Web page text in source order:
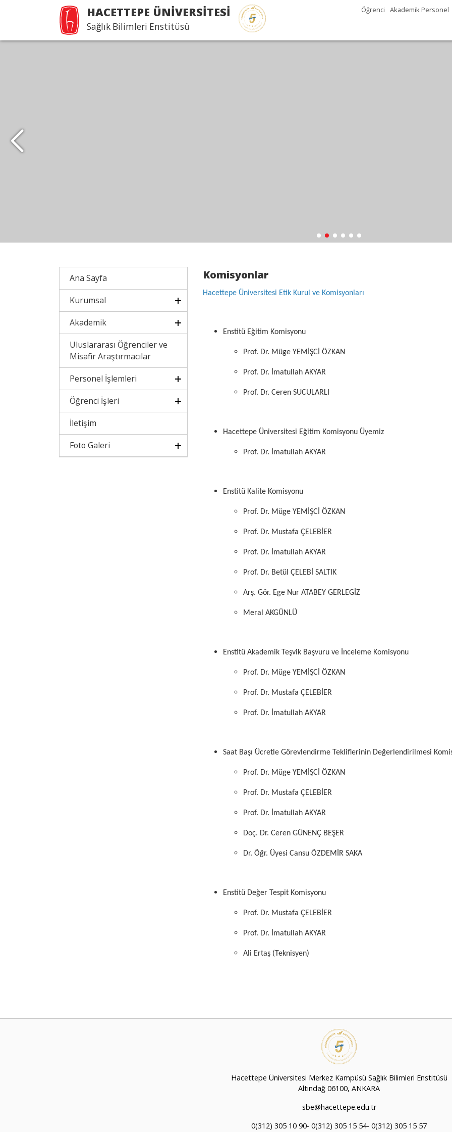
HACETTEPE ÜNİVERSİTESİ
Sağlık Bilimleri Enstitüsü
Öğrenci Akademik Personel
Ana Sayfa
Kurumsal
Akademik
Uluslararası Öğrenciler ve
Misafir Araştırmacılar
Personel İşlemleri
Öğrenci İşleri
İletişim
Foto Galeri
Komisyonlar
Hacettepe Üniversitesi Etik Kurul ve Komisyonları
Enstitü Eğitim Komisyonu
Prof. Dr. Müge YEMİŞCİ ÖZKAN
Prof. Dr. İmatullah AKYAR
Prof. Dr. Ceren SUCULARLI
Hacettepe Üniversitesi Eğitim Komisyonu Üyemiz
Prof. Dr. İmatullah AKYAR
Enstitü Kalite Komisyonu
Prof. Dr. Müge YEMİŞCİ ÖZKAN
Prof. Dr. Mustafa ÇELEBİER
Prof. Dr. İmatullah AKYAR
Prof. Dr. Betül ÇELEBİ SALTIK
Arş. Gör. Ege Nur ATABEY GERLEGİZ
Meral AKGÜNLÜ
Enstitü Akademik Teşvik Başvuru ve İnceleme Komisyonu
Prof. Dr. Müge YEMİŞCİ ÖZKAN
Prof. Dr. Mustafa ÇELEBİER
Prof. Dr. İmatullah AKYAR
Saat Başı Ücretle Görevlendirme Tekliflerinin Değerlendirilmesi
Prof. Dr. Müge YEMİŞCİ ÖZKAN
Prof. Dr. Mustafa ÇELEBİER
Prof. Dr. İmatullah AKYAR
Doç. Dr. Ceren GÜNENÇ BEŞER
Dr. Öğr. Üyesi Cansu ÖZDEMİR SAKA
Enstitü Değer Tespit Komisyonu
Prof. Dr. Mustafa ÇELEBİER
Prof. Dr. İmatullah AKYAR
Ali Ertaş (Teknisyen)
Hacettepe Üniversitesi Merkez Kampüsü Sağlık Bilimleri Enstitüsü
Altındağ 06100, ANKARA
sbe@hacettepe.edu.tr
0(312) 305 10 90- 0(312) 305 15 54- 0(312) 305 15 57